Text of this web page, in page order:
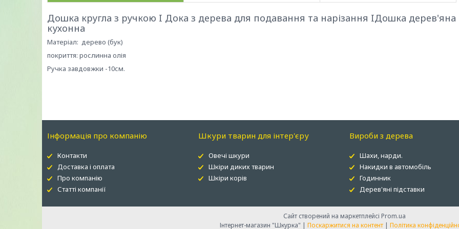
Дошка кругла з ручкою I Дока з дерева для подавання та нарізання IДошка дерев'яна
кухонна
Матеріал: дерево (бук)
покриття: рослинна олія
Ручка завдовжки -10см.
Інформація про компанію
Контакти
Доставка і оплата
Про компанію
Статті компанії
Шкури тварин для інтер'єру
Овечі шкури
Шкіри диких тварин
Шкіри корів
Вироби з дерева
Шахи, нарди.
Накидки в автомобіль
Годинник
Дерев'яні підставки
Сайт створений на маркетплейсі Prom.ua
Інтернет-магазин "Шкурка" | Поскаржитися на контент | Політика